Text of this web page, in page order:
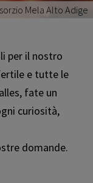
Mela Alto Adige
per il nostro
e tutte le
fate un
curiosità,
domande.